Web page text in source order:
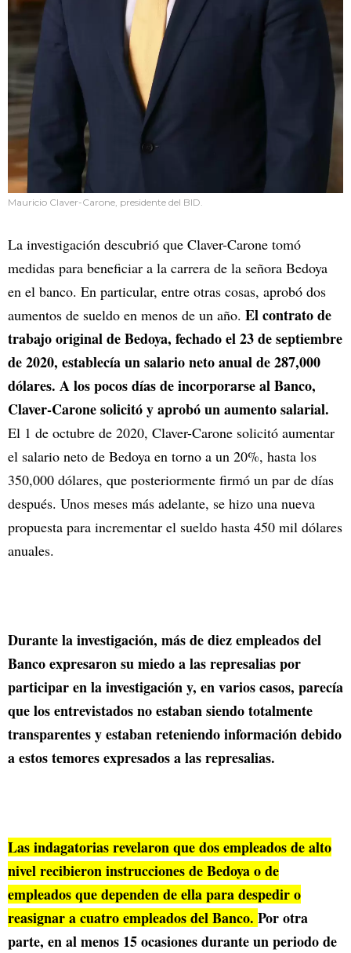
Mauricio Claver-Carone, presidente del BID.
La investigación descubrió que Claver-Carone tomó
medidas para beneficiar a la carrera de la señora Bedoya
en el banco. En particular, entre otras cosas, aprobó dos
aumentos de sueldo en menos de un año. El contrato de
trabajo original de Bedoya, fechado el 23 de septiembre
de 2020, establecía un salario neto anual de 287,000
dólares. A los pocos días de incorporarse al Banco,
Claver-Carone solicitó y aprobó un aumento salarial.
El 1 de octubre de 2020, Claver-Carone solicitó aumentar
el salario neto de Bedoya en torno a un 20%, hasta los
350,000 dólares, que posteriormente firmó un par de días
después. Unos meses más adelante, se hizo una nueva
propuesta para incrementar el sueldo hasta 450 mil dólares
anuales.
Durante la investigación, más de diez empleados del
Banco expresaron su miedo a las represalias por
participar en la investigación y, en varios casos, parecía
que los entrevistados no estaban siendo totalmente
transparentes y estaban reteniendo información debido
a estos temores expresados a las represalias.
Las indagatorias revelaron que dos empleados de alto
nivel recibieron instrucciones de Bedoya o de
empleados que dependen de ella para despedir o
reasignar a cuatro empleados del Banco. Por otra
parte, en al menos 15 ocasiones durante un periodo de